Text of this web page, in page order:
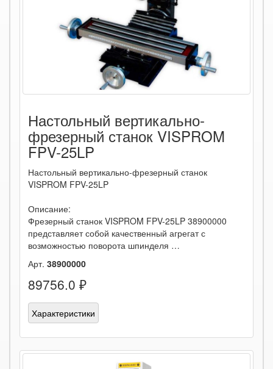
Настольный вертикально-
фрезерный станок VISPROM
FPV-25LP
Настольный вертикально-фрезерный станок
VISPROM FPV-25LP
Описание:
Фрезерный станок VISPROM FPV-25LP 38900000
представляет собой качественный агрегат с
возможностью поворота шпинделя …
Арт. 38900000
89756.0 ₽
Характеристики